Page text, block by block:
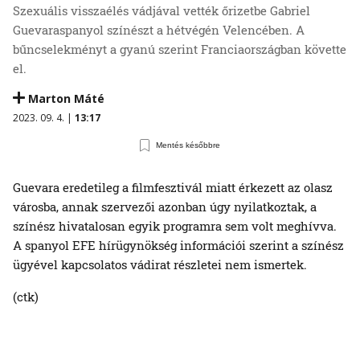
Szexuális visszaélés vádjával vették őrizetbe Gabriel
Guevaraspanyol színészt a hétvégén Velencében. A
bűncselekményt a gyanú szerint Franciaországban követte
el.
Marton Máté
2023. 09. 4. | 13:17
Mentés későbbre
Guevara eredetileg a filmfesztivál miatt érkezett az olasz
városba, annak szervezői azonban úgy nyilatkoztak, a
színész hivatalosan egyik programra sem volt meghívva.
A spanyol EFE hírügynökség információi szerint a színész
ügyével kapcsolatos vádirat részletei nem ismertek.
(ctk)